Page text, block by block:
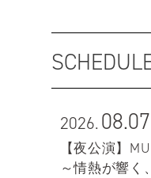
2026.08.07
【夜公演】
～情熱が響く